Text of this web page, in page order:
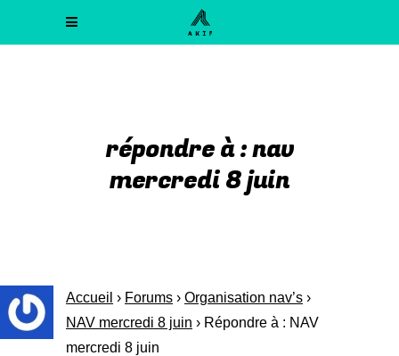
répondre à : nav
mercredi 8 juin
Accueil › Forums › Organisation nav’s ›
NAV mercredi 8 juin › Répondre à : NAV
mercredi 8 juin